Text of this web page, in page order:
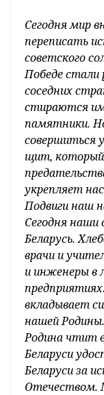
Сегодня мир
переписать
советского
Победе стали
соседних
стираются
памятники.
совершиться
щит, который
укрепляет
Подвиги наш
Сегодня наши
Беларусь.
врачи и
и инженеры в
вкладывает
нашей
Родина чтит
Беларуси
Беларуси за
Отечеством.